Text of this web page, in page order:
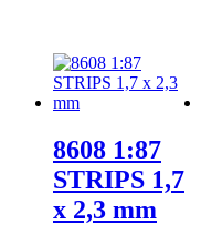
8608 1:87
STRIPS 1,7
x 2,3 mm